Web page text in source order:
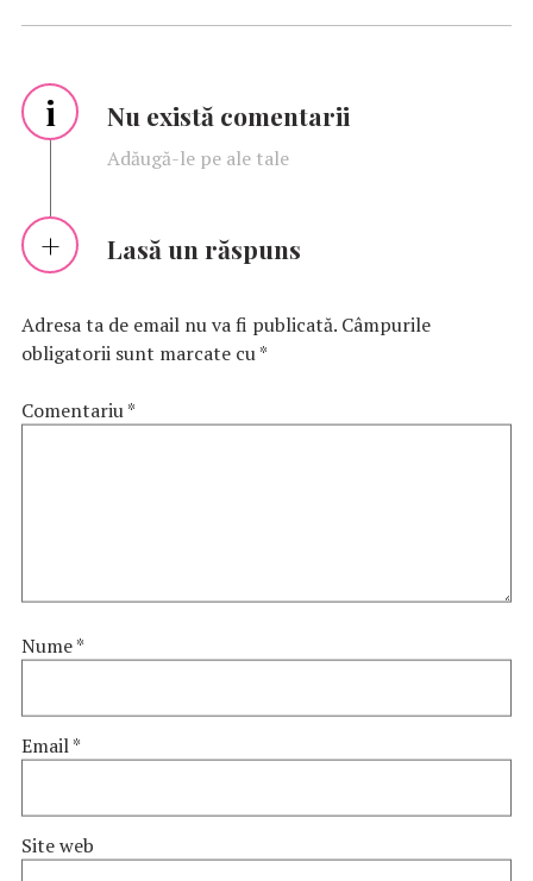
i Nu există comentarii
Adăugă-le pe ale tale
Lasă un răspuns
Adresa ta de email nu va fi publicată. Câmpurile
obligatorii sunt marcate cu*
Comentariu*
Nume*
Email*
Site web